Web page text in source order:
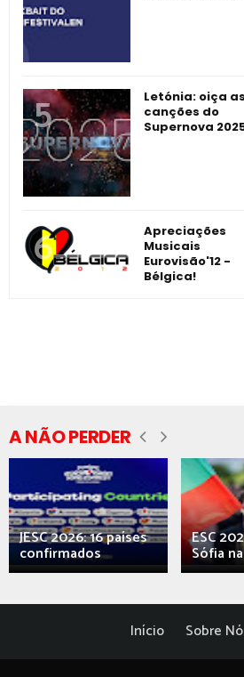
Letónia: oiça as
canções do
Supernova
Apreciações
Musicais
Eurovisão'12 -
Bélgica!
A NÃO PERDER
JESC 2026: 16 países
confirmados
ESC
Sófia
Início Sobre